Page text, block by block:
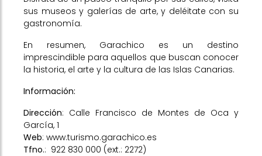
sus museos y galerías de arte, y deléitate con su
gastronomía.
En resumen, Garachico es un destino
imprescindible para aquellos que buscan conocer
la historia, el arte y la cultura de las Islas Canarias.
Información:
Dirección: Calle Francisco de Montes de Oca y
García, 1
Web: www.turismo.garachico.es
Tfno.: 922 830 000 (ext.: 2272)